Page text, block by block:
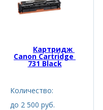
Картридж
Canon Cartridge
731 Black
Количество:
до 2 500 руб.